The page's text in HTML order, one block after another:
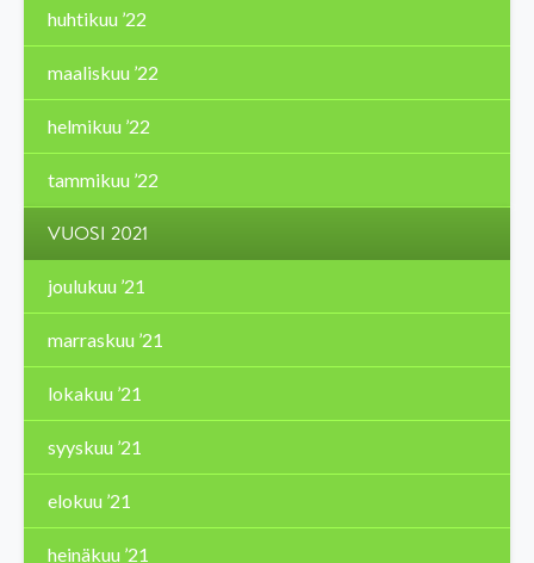
huhtikuu ’22
maaliskuu ’22
helmikuu ’22
tammikuu ’22
VUOSI 2021
joulukuu ’21
marraskuu ’21
lokakuu ’21
syyskuu ’21
elokuu ’21
heinäkuu ’21